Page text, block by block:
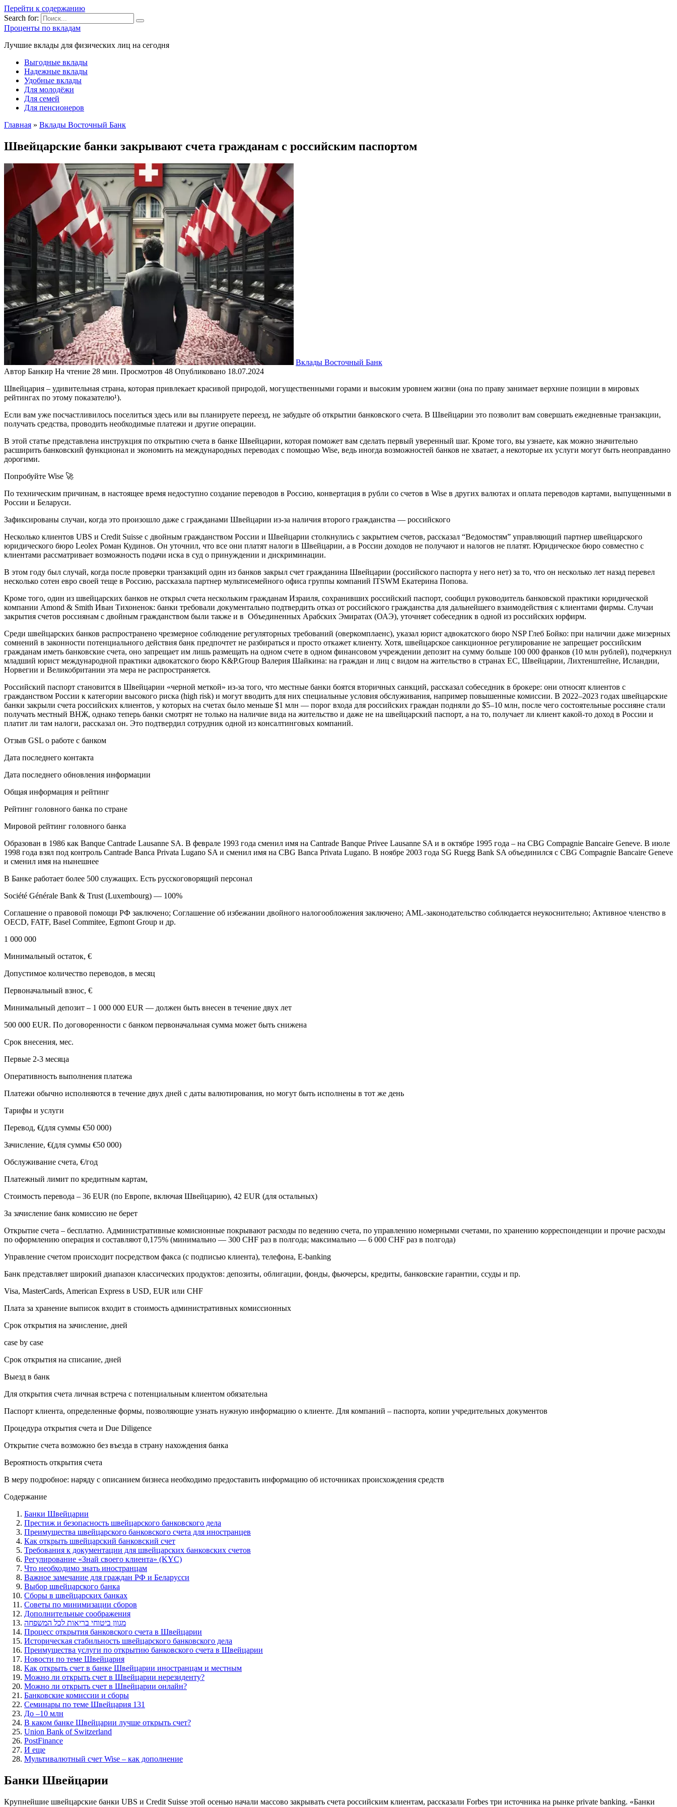
Перейти к содержанию
Search for:
Проценты по вкладам
Лучшие вклады для физических лиц на сегодня
Выгодные вклады
Надежные вклады
Удобные вклады
Для молодёжи
Для семей
Для пенсионеров
Главная » Вклады Восточный Банк
Швейцарские банки закрывают счета гражданам с российским паспортом
Вклады Восточный Банк
Автор Банкир На чтение 28 мин. Просмотров 48 Опубликовано 18.07.2024
Швейцария – удивительная страна, которая привлекает красивой природой, могущественными горами и высоким уровнем жизни (она по праву занимает верхние позиции в мировых
рейтингах по этому показателю¹).
Если вам уже посчастливилось поселиться здесь или вы планируете переезд, не забудьте об открытии банковского счета. В Швейцарии это позволит вам совершать ежедневные транзакции,
получать средства, проводить необходимые платежи и другие операции.
В этой статье представлена инструкция по открытию счета в банке Швейцарии, которая поможет вам сделать первый уверенный шаг. Кроме того, вы узнаете, как можно значительно
расширить банковский функционал и экономить на международных переводах с помощью Wise, ведь иногда возможностей банков не хватает, а некоторые их услуги могут быть неоправданно
дорогими.
Попробуйте Wise 🚀
По техническим причинам, в настоящее время недоступно создание переводов в Россию, конвертация в рубли со счетов в Wise в других валютах и оплата переводов картами, выпущенными в
России и Беларуси.
Зафиксированы случаи, когда это произошло даже с гражданами Швейцарии из-за наличия второго гражданства — российского
Несколько клиентов UBS и Credit Suisse с двойным гражданством России и Швейцарии столкнулись с закрытием счетов, рассказал “Ведомостям” управляющий партнер швейцарского
юридического бюро Leolex Роман Кудинов. Он уточнил, что все они платят налоги в Швейцарии, а в России доходов не получают и налогов не платят. Юридическое бюро совместно с
клиентами рассматривает возможность подачи иска в суд о принуждении и дискриминации.
В этом году был случай, когда после проверки транзакций один из банков закрыл счет гражданина Швейцарии (российского паспорта у него нет) за то, что он несколько лет назад перевел
несколько сотен евро своей теще в Россию, рассказала партнер мультисемейного офиса группы компаний ITSWM Екатерина Попова.
Кроме того, один из швейцарских банков не открыл счета нескольким гражданам Израиля, сохранивших российский паспорт, сообщил руководитель банковской практики юридической
компании Amond & Smith Иван Тихоненок: банки требовали документально подтвердить отказ от российского гражданства для дальнейшего взаимодействия с клиентами фирмы. Случаи
закрытия счетов россиянам с двойным гражданством были также и в Объединенных Арабских Эмиратах (ОАЭ), уточняет собеседник в одной из российских юрфирм.
Среди швейцарских банков распространено чрезмерное соблюдение регуляторных требований (оверкомплаенс), указал юрист адвокатского бюро NSP Глеб Бойко: при наличии даже мизерных
сомнений в законности потенциального действия банк предпочтет не разбираться и просто откажет клиенту. Хотя, швейцарское санкционное регулирование не запрещает российским
гражданам иметь банковские счета, оно запрещает им лишь размещать на одном счете в одном финансовом учреждении депозит на сумму больше 100 000 франков (10 млн рублей), подчеркнул
младший юрист международной практики адвокатского бюро K&P.Group Валерия Шайкина: на граждан и лиц с видом на жительство в странах ЕС, Швейцарии, Лихтенштейне, Исландии,
Норвегии и Великобритании эта мера не распространяется.
Российский паспорт становится в Швейцарии «черной меткой» из-за того, что местные банки боятся вторичных санкций, рассказал собеседник в брокере: они относят клиентов с
гражданством России к категории высокого риска (high risk) и могут вводить для них специальные условия обслуживания, например повышенные комиссии. В 2022–2023 годах швейцарские
банки закрыли счета российских клиентов, у которых на счетах было меньше $1 млн — порог входа для российских граждан подняли до $5–10 млн, после чего состоятельные россияне стали
получать местный ВНЖ, однако теперь банки смотрят не только на наличие вида на жительство и даже не на швейцарский паспорт, а на то, получает ли клиент какой-то доход в России и
платит ли там налоги, рассказал он. Это подтвердил сотрудник одной из консалтинговых компаний.
Отзыв GSL о работе с банком
Дата последнего контакта
Дата последнего обновления информации
Общая информация и рейтинг
Рейтинг головного банка по стране
Мировой рейтинг головного банка
Образован в 1986 как Banque Cantrade Lausanne SA. В феврале 1993 года сменил имя на Cantrade Banque Privee Lausanne SA и в октябре 1995 года – на CBG Compagnie Bancaire Geneve. В июле
1998 года взял под контроль Cantrade Banca Privata Lugano SA и сменил имя на CBG Banca Privata Lugano. В ноябре 2003 года SG Ruegg Bank SA объединился с CBG Compagnie Bancaire Geneve
и сменил имя на нынешнее
В Банке работает более 500 служащих. Есть русскоговорящий персонал
Société Générale Bank & Trust (Luxembourg) — 100%
Соглашение о правовой помощи РФ заключено; Соглашение об избежании двойного налогообложения заключено; AML-законодательство соблюдается неукоснительно; Активное членство в
OECD, FATF, Basel Commitee, Egmont Group и др.
1 000 000
Минимальный остаток, €
Допустимое количество переводов, в месяц
Первоначальный взнос, €
Минимальный депозит – 1 000 000 EUR — должен быть внесен в течение двух лет
500 000 EUR. По договоренности с банком первоначальная сумма может быть снижена
Срок внесения, мес.
Первые 2-3 месяца
Оперативность выполнения платежа
Платежи обычно исполняются в течение двух дней с даты валютирования, но могут быть исполнены в тот же день
Тарифы и услуги
Перевод, €(для суммы €50 000)
Зачисление, €(для суммы €50 000)
Обслуживание счета, €/год
Платежный лимит по кредитным картам,
Стоимость перевода – 36 EUR (по Европе, включая Швейцарию), 42 EUR (для остальных)
За зачисление банк комиссию не берет
Открытие счета – бесплатно. Административные комисионные покрывают расходы по ведению счета, по управлению номерными счетами, по хранению корреспонденции и прочие расходы
по оформлению операция и составляют 0,175% (минимально — 300 CHF раз в полгода; максимально — 6 000 CHF раз в полгода)
Управление счетом происходит посредством факса (с подписью клиента), телефона, E-banking
Банк представляет широкий диапазон классических продуктов: депозиты, облигации, фонды, фьючерсы, кредиты, банковские гарантии, ссуды и пр.
Visa, MasterCards, American Express в USD, EUR или CHF
Плата за хранение выписок входит в стоимость административных комиссионных
Срок открытия на зачисление, дней
case by case
Срок открытия на списание, дней
Выезд в банк
Для открытия счета личная встреча с потенциальным клиентом обязательна
Паспорт клиента, определенные формы, позволяющие узнать нужную информацию о клиенте. Для компаний – паспорта, копии учредительных документов
Процедура открытия счета и Due Diligence
Открытие счета возможно без въезда в страну нахождения банка
Вероятность открытия счета
В меру подробное: наряду с описанием бизнеса необходимо предоставить информацию об источниках происхождения средств
Содержание
Банки Швейцарии
Престиж и безопасность швейцарского банковского дела
Преимущества швейцарского банковского счета для иностранцев
Как открыть швейцарский банковский счет
Требования к документации для швейцарских банковских счетов
Регулирование «Знай своего клиента» (KYC)
Что необходимо знать иностранцам
Важное замечание для граждан РФ и Беларусси
Выбор швейцарского банка
Сборы в швейцарских банках
Советы по минимизации сборов
Дополнительные соображения
מגוון ביטוחי בריאות לכל המשפחה
Процесс открытия банковского счета в Швейцарии
Историческая стабильность швейцарского банковского дела
Преимущества услуги по открытию банковского счета в Швейцарии
Новости по теме Швейцария
Как открыть счет в банке Швейцарии иностранцам и местным
Можно ли открыть счет в Швейцарии нерезиденту?
Можно ли открыть счет в Швейцарии онлайн?
Банковские комиссии и сборы
Семинары по теме Швейцария 131
До –10 млн
В каком банке Швейцарии лучше открыть счет?
Union Bank of Switzerland
PostFinance
И еще
Мультивалютный счет Wise – как дополнение
Банки Швейцарии
Крупнейшие швейцарские банки UBS и Сredit Suisse этой осенью начали массово закрывать счета российским клиентам, рассказали Forbes три источника на рынке private banking. «Банки